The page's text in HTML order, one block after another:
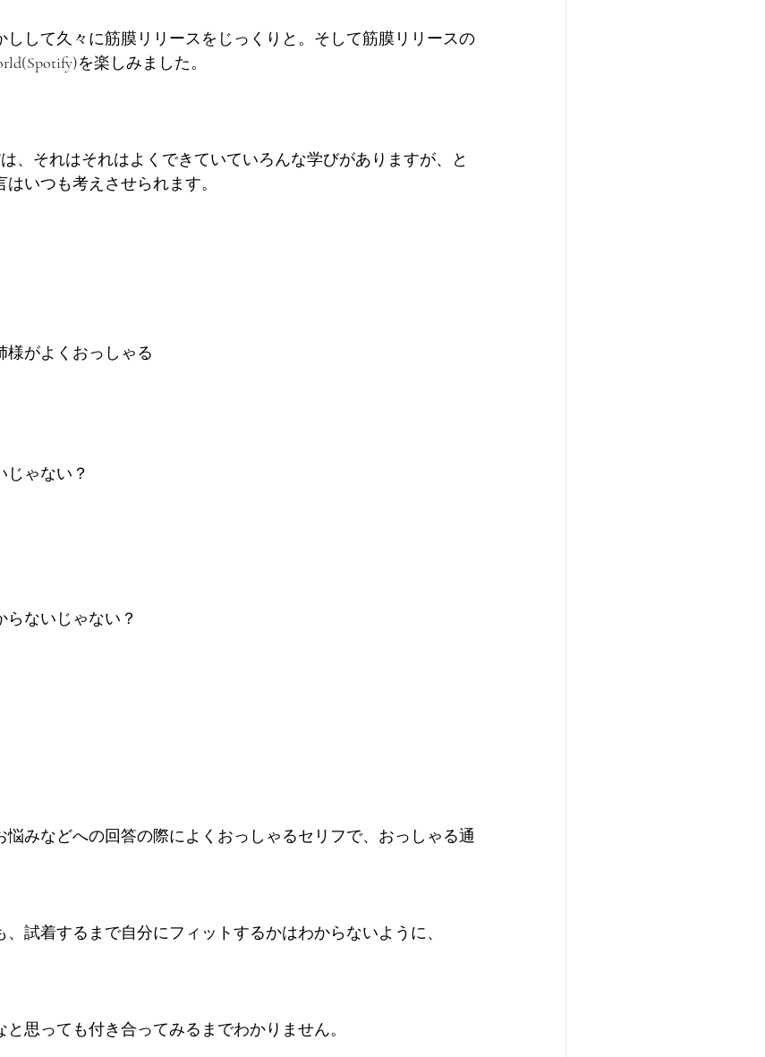
しして久々に筋膜リリースをじっくりと。そして筋膜リリースの
を楽しみました。
、それはそれはよくできていていろんな学びがありますが、と
いつも考えさせられます。
様がよくおっしゃる
ゃない？
ないじゃない？
悩みなどへの回答の際によくおっしゃるセリフで、おっしゃる通
試着するまで自分にフィットするかはわからないように、
思っても付き合ってみるまでわかりません。